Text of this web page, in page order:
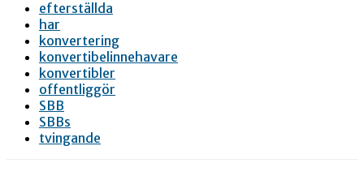
efterställda
har
konvertering
konvertibelinnehavare
konvertibler
offentliggör
SBB
SBBs
tvingande